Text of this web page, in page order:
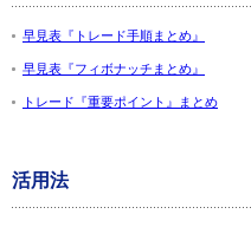
早見表『トレード手順まとめ』
早見表『フィボナッチまとめ』
トレード『重要ポイント』まとめ
活用法